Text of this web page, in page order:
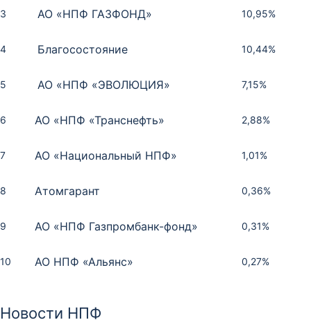
3 АО «НПФ ГАЗФОНД» 10,95%
4 Благосостояние 10,44%
5 АО «НПФ «ЭВОЛЮЦИЯ» 7,15%
6 АО «НПФ «Транснефть» 2,88%
7 АО «Национальный НПФ» 1,01%
8 Атомгарант 0,36%
9 АО «НПФ Газпромбанк-фонд» 0,31%
10 АО НПФ «Альянс» 0,27%
1 Сбербанк
1 НПФ «Профессиональный» (АО)
1 Сбербанк
Новости НПФ